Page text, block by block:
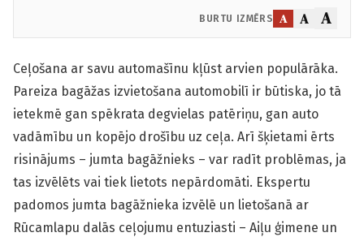
BURTU IZMĒRS A A A
Ceļošana ar savu automašīnu kļūst arvien populārāka.
Pareiza bagāžas izvietošana automobilī ir būtiska, jo tā
ietekmē gan spēkrata degvielas patēriņu, gan auto
vadāmību un kopējo drošību uz ceļa. Arī šķietami ērts
risinājums – jumta bagāžnieks – var radīt problēmas, ja
tas izvēlēts vai tiek lietots nepārdomāti. Ekspertu
padomos jumta bagāžnieka izvēlē un lietošanā ar
Rūcamlapu dalās ceļojumu entuziasti – Aiļu ģimene un